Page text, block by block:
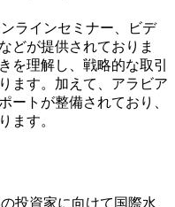
ラインセミナー、ビデ
どが提供されておりま
を理解し、戦略的な取引
ます。加えて、アラビア
ートが整備されており、
ます。
投資家に向けて国際水